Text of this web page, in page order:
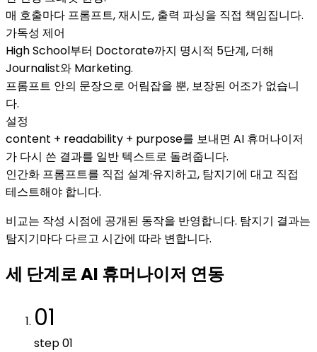
매 호출마다 프롬프트, 재시도, 출력 파싱을 직접 책임집니다.
가독성 제어
High School부터 Doctorate까지 명시적 5단계, 더해
Journalist와 Marketing.
프롬프트 안의 문장으로 어림잡을 뿐, 보장된 어조가 없습니
다.
설정
content + readability + purpose를 보내면 AI 휴머나이저
가 다시 쓴 결과를 일반 텍스트로 돌려줍니다.
인간화 프롬프트를 직접 설계·유지하고, 탐지기에 대고 직접
테스트해야 합니다.
비교는 작성 시점에 공개된 동작을 반영합니다. 탐지기 결과는
탐지기마다 다르고 시간에 따라 변합니다.
세 단계로 AI 휴머나이저 연동
01
step01